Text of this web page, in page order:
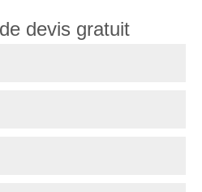
devis gratuit